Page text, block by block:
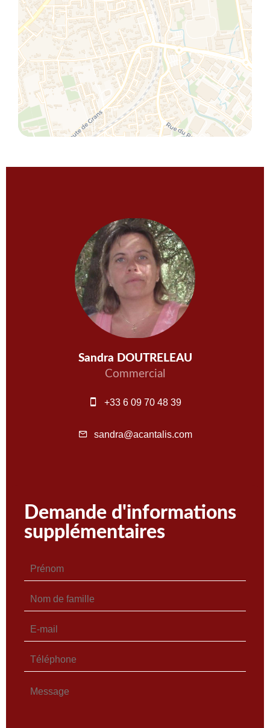
Sandra DOUTRELEAU
Commercial
+33 6 09 70 48 39
sandra@acantalis.com
Demande d'informations
supplémentaires